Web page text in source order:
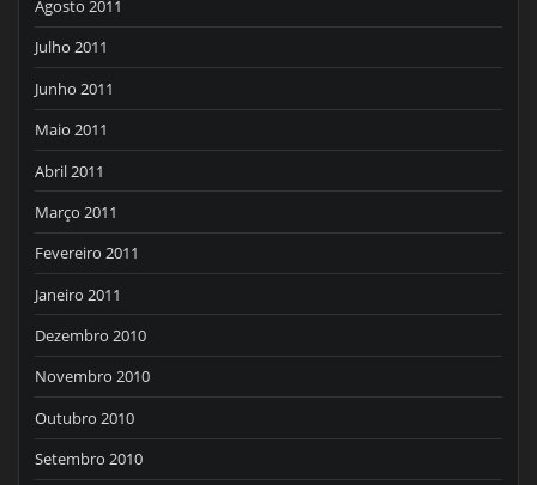
Agosto 2011
Julho 2011
Junho 2011
Maio 2011
Abril 2011
Março 2011
Fevereiro 2011
Janeiro 2011
Dezembro 2010
Novembro 2010
Outubro 2010
Setembro 2010